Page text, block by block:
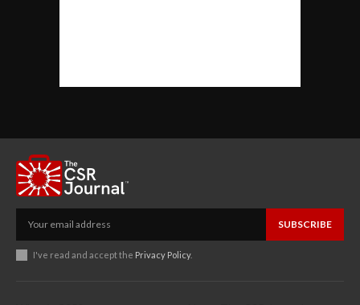
SUBSCRIBE
I've read and accept the Privacy Policy.